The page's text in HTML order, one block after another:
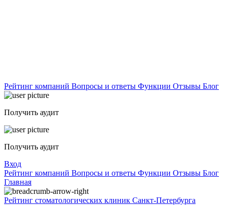
Рейтинг компаний Вопросы и ответы Функции Отзывы Блог
Получить аудит
Получить аудит
Вход
Рейтинг компаний Вопросы и ответы Функции Отзывы Блог
Главная
Рейтинг стоматологических клиник Санкт-Петербурга